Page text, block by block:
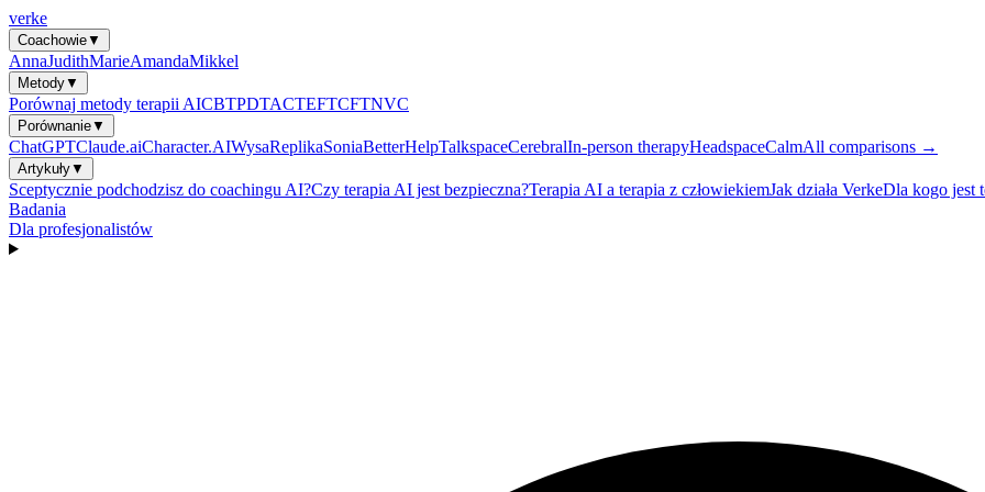
verke
Coachowie▼
AnnaJudithMarieAmandaMikkel
Metody▼
Porównaj metody terapii AICBTPDTACTEFTCFTNVC
Porównanie▼
ChatGPTClaude.aiCharacter.AIWysaReplikaSoniaBetterHelpTalkspaceCerebralIn-person therapyHeadspaceCalmAll comparisons →
Artykuły▼
Sceptycznie podchodzisz do coachingu AI?Czy terapia AI jest bezpieczna?Terapia AI a terapia z człowiekiemJak działa VerkeDla kogo jest
Badania
Dla profesjonalistów